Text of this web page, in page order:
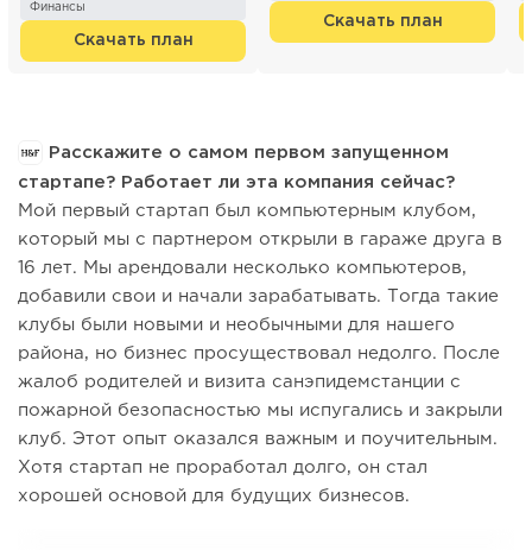
Финансы
Скачать план
Скачать план
Расскажите о самом первом запущенном
стартапе? Работает ли эта компания сейчас?
Мой первый стартап был компьютерным клубом,
который мы с партнером открыли в гараже друга в
16 лет. Мы арендовали несколько компьютеров,
добавили свои и начали зарабатывать. Тогда такие
клубы были новыми и необычными для нашего
района, но бизнес просуществовал недолго. После
жалоб родителей и визита санэпидемстанции с
пожарной безопасностью мы испугались и закрыли
клуб. Этот опыт оказался важным и поучительным.
Хотя стартап не проработал долго, он стал
хорошей основой для будущих бизнесов.